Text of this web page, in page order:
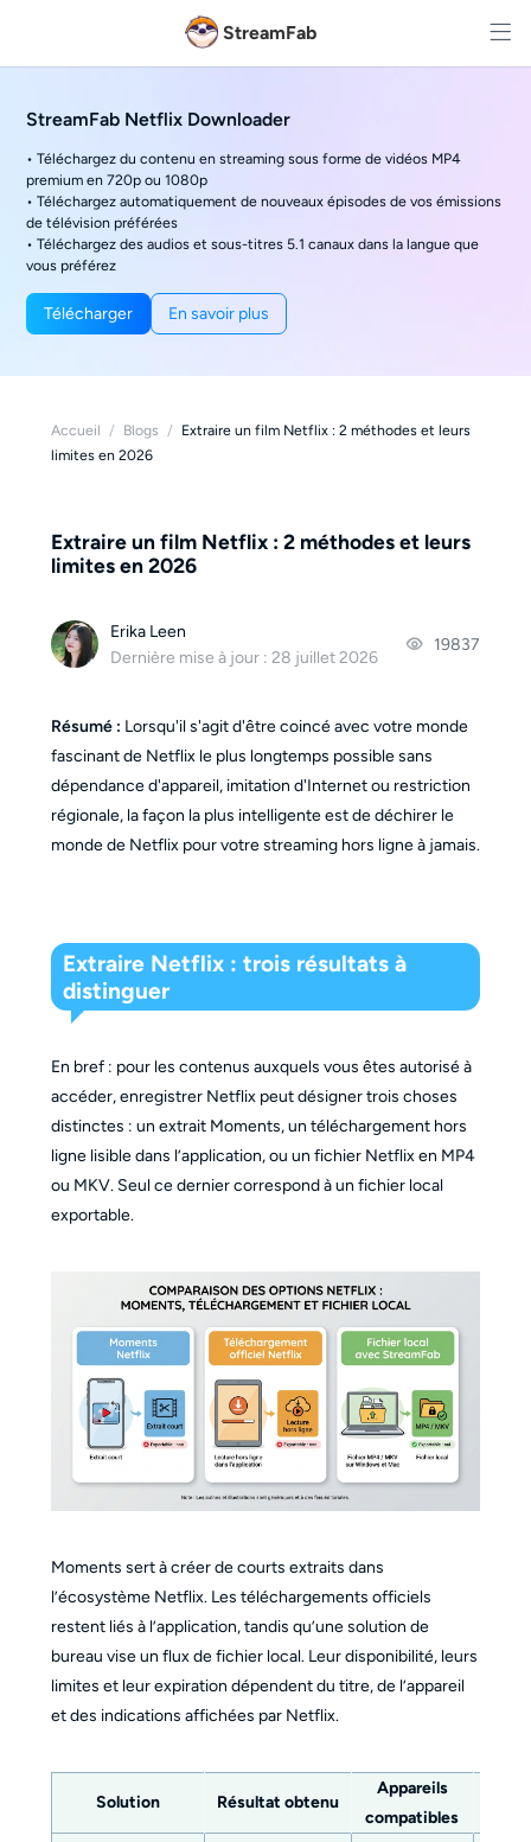
StreamFab
StreamFab Netflix Downloader
• Téléchargez du contenu en streaming sous forme de vidéos MP4
premium en 720p ou 1080p
• Téléchargez automatiquement de nouveaux épisodes de vos émissions
de télévision préférées
• Téléchargez des audios et sous-titres 5.1 canaux dans la langue que
vous préférez
Télécharger En savoir plus
Accueil / Blogs / Extraire un film Netflix : 2 méthodes et leurs
limites en 2026
Extraire un film Netflix : 2 méthodes et leurs
limites en 2026
Erika Leen
Dernière mise à jour : 28 juillet 2026
19837
Résumé : Lorsqu'il s'agit d'être coincé avec votre monde
fascinant de Netflix le plus longtemps possible sans
dépendance d'appareil, imitation d'Internet ou restriction
régionale, la façon la plus intelligente est de déchirer le
monde de Netflix pour votre streaming hors ligne à jamais.
Extraire Netflix : trois résultats à
distinguer
En bref : pour les contenus auxquels vous êtes autorisé à
accéder, enregistrer Netflix peut désigner trois choses
distinctes : un extrait Moments, un téléchargement hors
ligne lisible dans l’application, ou un fichier Netflix en MP4
ou MKV. Seul ce dernier correspond à un fichier local
exportable.
Moments sert à créer de courts extraits dans
l’écosystème Netflix. Les téléchargements officiels
restent liés à l’application, tandis qu’une solution de
bureau vise un flux de fichier local. Leur disponibilité, leurs
limites et leur expiration dépendent du titre, de l’appareil
et des indications affichées par Netflix.
Solution Résultat obtenu
Appareils
compatibles